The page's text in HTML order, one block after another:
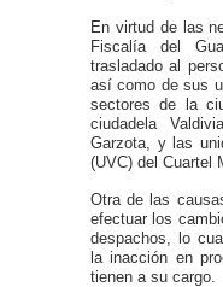
En virtud de las
Fiscalía del
trasladado al
así como de sus
sectores de la
ciudadela
Garzota, y las
(UVC) del Cuartel
Otra de las
efectuar los
despachos, lo
la inacción en
tienen a su cargo.